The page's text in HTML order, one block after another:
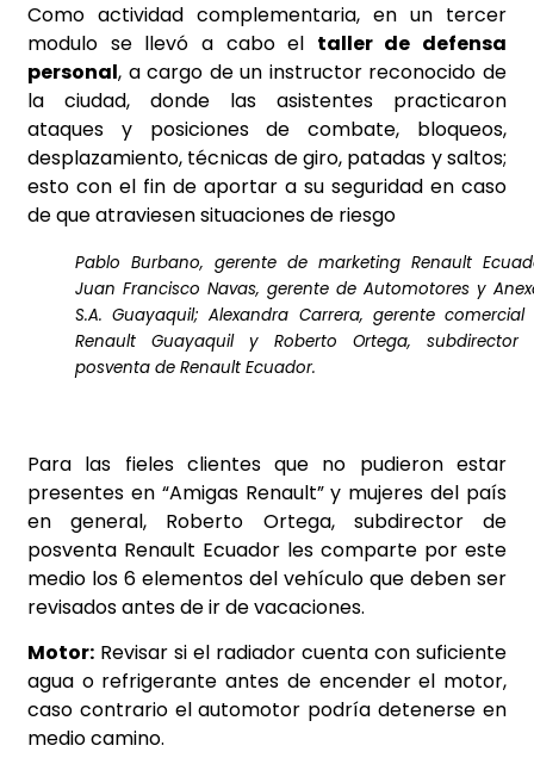
Como actividad complementaria, en un tercer
modulo se llevó a cabo el taller de defensa
personal, a cargo de un instructor reconocido de
la ciudad, donde las asistentes practicaron
ataques y posiciones de combate, bloqueos,
desplazamiento, técnicas de giro, patadas y saltos;
esto con el fin de aportar a su seguridad en caso
de que atraviesen situaciones de riesgo
Pablo Burbano, gerente de marketing Renault
Juan Francisco Navas, gerente de Automotores y
S.A. Guayaquil; Alexandra Carrera, gerente comercial
Renault Guayaquil y Roberto Ortega, subdirector
posventa de Renault Ecuador.
Para las fieles clientes que no pudieron estar
presentes en “Amigas Renault” y mujeres del país
en general, Roberto Ortega, subdirector de
posventa Renault Ecuador les comparte por este
medio los 6 elementos del vehículo que deben ser
revisados antes de ir de vacaciones.
Motor: Revisar si el radiador cuenta con suficiente
agua o refrigerante antes de encender el motor,
caso contrario el automotor podría detenerse en
medio camino.